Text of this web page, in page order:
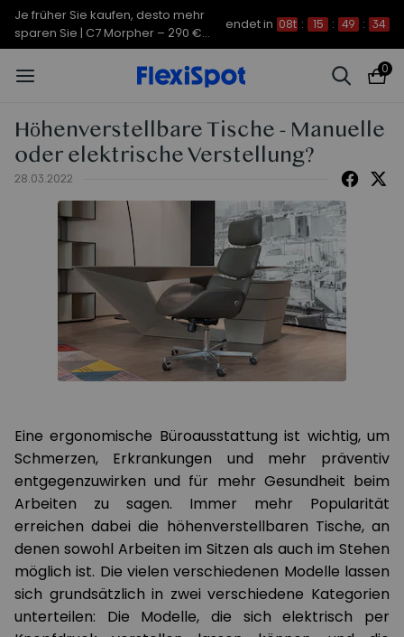
Je früher Sie kaufen, desto mehr
sparen Sie | C7 Morpher – 290 €
Rabatt
endet in 08t : 15 : 49 : 33
0
Höhenverstellbare Tische - Manuelle
oder elektrische Verstellung?
28.03.2022
Eine ergonomische Büroausstattung ist wichtig, um
Schmerzen, Erkrankungen und mehr präventiv
entgegenzuwirken und für mehr Gesundheit beim
Arbeiten zu sagen. Immer mehr Popularität
erreichen dabei die höhenverstellbaren Tische, an
denen sowohl Arbeiten im Sitzen als auch im Stehen
möglich ist. Die vielen verschiedenen Modelle lassen
sich grundsätzlich in zwei verschiedene Kategorien
unterteilen: Die Modelle, die sich elektrisch per